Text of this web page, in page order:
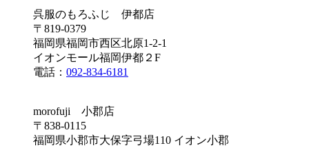
呉服のもろふじ 伊都店
〒819-0379
福岡県福岡市西区北原1-2-1
イオンモール福岡伊都２F
電話： 092-834-6181
morofuji 小郡店
〒838-0115
福岡県小郡市大保字弓場110 イオン小郡